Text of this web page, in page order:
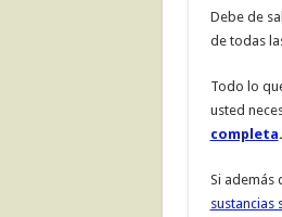
Debe de
de todas
Todo lo
usted
completa.
Si además
sustancias